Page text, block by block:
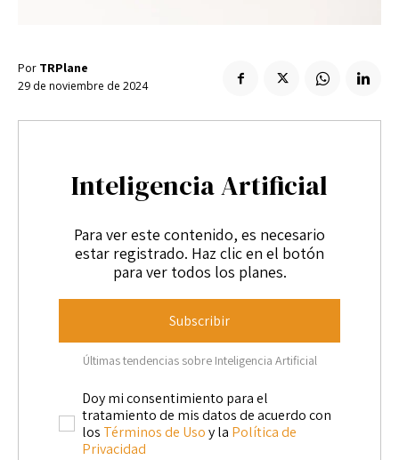
Registro / Entrar
Suscribir
Contacto
Privacidad Aviso Legal Política de cookies
Privacidad Aviso Legal Política de cookies
Por TRPlane
29 de noviembre de 2024
Inteligencia Artificial
Para ver este contenido, es necesario
estar registrado. Haz clic en el botón
para ver todos los planes.
Subscribir
Últimas tendencias sobre Inteligencia Artificial
Doy mi consentimiento para el
tratamiento de mis datos de acuerdo con
los Términos de Usoy la Política de
Privacidad